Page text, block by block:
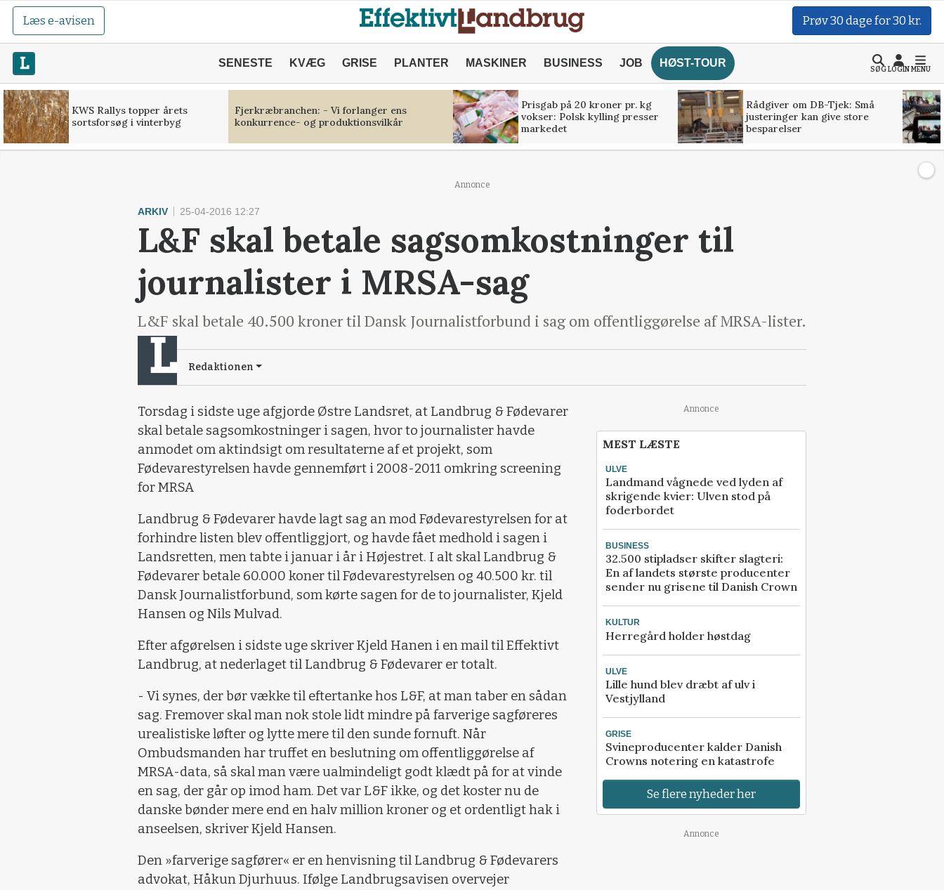
Læs e-avisen Prøv 30 dage for 30 kr.
SENESTE KVÆG GRISE PLANTER MASKINER BUSINESS JOB HØST-TOUR
SØGLOGINMENU
KWS Rallys topper årets
sortsforsøg i vinterbyg
Fjerkræbranchen: - Vi forlanger ens
konkurrence- og produktionsvilkår
Prisgab på 20 kroner pr. kg
vokser: Polsk kylling presser
markedet
Rådgiver om DB-Tjek: Små
justeringer kan give store
besparelser
Annonce
ARKIV 25-04-2016 12:27
L&F skal betale sagsomkostninger til
journalister i MRSA-sag
L&F skal betale 40.500 kroner til Dansk Journalistforbund i sag om offentliggørelse af MRSA-lister.
Redaktionen
Torsdag i sidste uge afgjorde Østre Landsret, at Landbrug & Fødevarer
skal betale sagsomkostninger i sagen, hvor to journalister havde
anmodet om aktindsigt om resultaterne af et projekt, som
Fødevarestyrelsen havde gennemført i 2008-2011 omkring screening
for MRSA
Landbrug & Fødevarer havde lagt sag an mod Fødevarestyrelsen for at
forhindre listen blev offentliggjort, og havde fået medhold i sagen i
Landsretten, men tabte i januar i år i Højestret. I alt skal Landbrug &
Fødevarer betale 60.000 koner til Fødevarestyrelsen og 40.500 kr. til
Dansk Journalistforbund, som kørte sagen for de to journalister, Kjeld
Hansen og Nils Mulvad.
Efter afgørelsen i sidste uge skriver Kjeld Hanen i en mail til Effektivt
Landbrug, at nederlaget til Landbrug & Fødevarer er totalt.
- Vi synes, der bør vække til eftertanke hos L&F, at man taber en sådan
sag. Fremover skal man nok stole lidt mindre på farverige sagføreres
urealistiske løfter og lytte mere til den sunde fornuft. Når
Ombudsmanden har truffet en beslutning om offentliggørelse af
MRSA-data, så skal man være ualmindeligt godt klædt på for at vinde
en sag, der går op imod ham. Det var L&F ikke, og det koster nu de
danske bønder mere end en halv million kroner og et ordentligt hak i
anseelsen, skriver Kjeld Hansen.
Den »farverige sagfører« er en henvisning til Landbrug & Fødevarers
advokat, Håkun Djurhuus. Ifølge Landbrugsavisen overvejer
Annonce
MEST LÆSTE
ULVE
Landmand vågnede ved lyden af
skrigende kvier: Ulven stod på
foderbordet
BUSINESS
32.500 stipladser skifter slagteri:
En af landets største producenter
sender nu grisene til Danish Crown
KULTUR
Herregård holder høstdag
ULVE
Lille hund blev dræbt af ulv i
Vestjylland
GRISE
Svineproducenter kalder Danish
Crowns notering en katastrofe
Se flere nyheder her
Annonce